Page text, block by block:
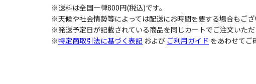
※送料は全国一律800円(税込)です。
※天候や社会情勢等によっては配送にお時間を要する場合もござ
※発送予定日が記載されている商品を同じカートでご注文いた
※特定商取引法に基づく表記 および ご利用ガイド をあわせてご